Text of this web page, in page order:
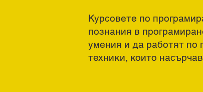
Курсовете по
познания в
умения и да работят по
техники, които